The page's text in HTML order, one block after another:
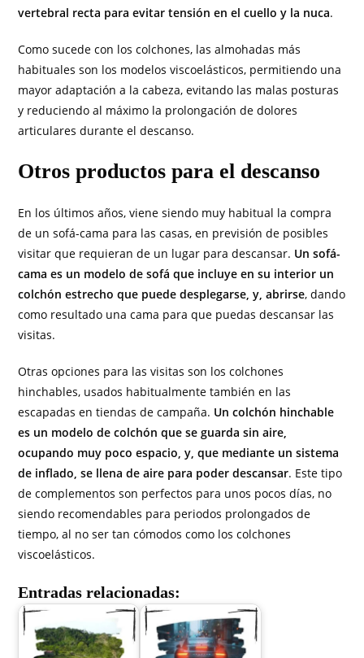
vertebral recta para evitar tensión en el cuello y la nuca.
Como sucede con los colchones, las almohadas más
habituales son los modelos viscoelásticos, permitiendo una
mayor adaptación a la cabeza, evitando las malas posturas
y reduciendo al máximo la prolongación de dolores
articulares durante el descanso.
Otros productos para el descanso
En los últimos años, viene siendo muy habitual la compra
de un sofá-cama para las casas, en previsión de posibles
visitar que requieran de un lugar para descansar. Un sofá-
cama es un modelo de sofá que incluye en su interior un
colchón estrecho que puede desplegarse, y, abrirse, dando
como resultado una cama para que puedas descansar las
visitas.
Otras opciones para las visitas son los colchones
hinchables, usados habitualmente también en las
escapadas en tiendas de campaña. Un colchón hinchable
es un modelo de colchón que se guarda sin aire,
ocupando muy poco espacio, y, que mediante un sistema
de inflado, se llena de aire para poder descansar. Este tipo
de complementos son perfectos para unos pocos días, no
siendo recomendables para periodos prolongados de
tiempo, al no ser tan cómodos como los colchones
viscoelásticos.
Entradas relacionadas: